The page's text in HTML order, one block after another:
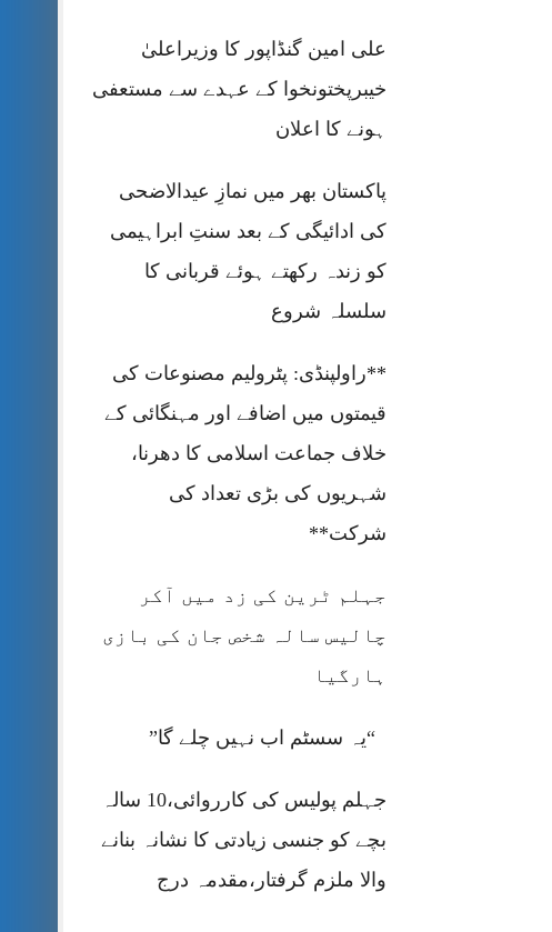
علی امین گنڈاپور کا وزیراعلیٰ
خیبرپختونخوا کے عہدے سے مستعفی
ہونے کا اعلان
پاکستان بھر میں نمازِ عیدالاضحی
کی ادائیگی کے بعد سنتِ ابراہیمی
کو زندہ رکھتے ہوئے قربانی کا
سلسلہ شروع
**راولپنڈی: پٹرولیم مصنوعات کی
قیمتوں میں اضافے اور مہنگائی کے
خلاف جماعت اسلامی کا دھرنا،
شہریوں کی بڑی تعداد کی
شرکت**
جہلم ٹرین کی زد میں آکر
چالیس سالہ شخص جان کی بازی
ہارگیا
“یہ سسٹم اب نہیں چلے گا”
جہلم پولیس کی کارروائی،10 سالہ
بچے کو جنسی زیادتی کا نشانہ بنانے
والا ملزم گرفتار،مقدمہ درج